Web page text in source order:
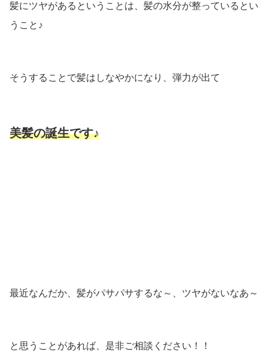
髪にツヤがあるということは、髪の水分が整っているとい
うこと♪
そうすることで髪はしなやかになり、弾力が出て
美髪の誕生です♪
最近なんだか、髪がパサパサするな～、ツヤがないなあ～
と思うことがあれば、是非ご相談ください！！